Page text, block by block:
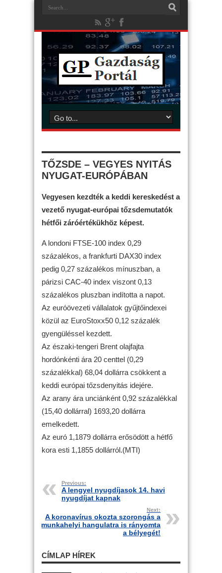
TŐZSDE – VEGYES NYITÁS
NYUGAT-EURÓPÁBAN
Vegyesen kezdték a keddi kereskedést a
vezető nyugat-európai tőzsdemutatók
hétfői záróértékükhöz képest.
A londoni FTSE-100 index 0,29
százalékos, a frankfurti DAX30 index
pedig 0,27 százalékos mínuszban, a
párizsi CAC-40 index viszont 0,13
százalékos pluszban indította a napot.
Az euróövezeti vállalatok gyűjtőindexei
közül az EuroStoxx50 0,12 százalék
gyengüléssel kezdett.
Az északi-tengeri Brent olajfajta
hordónkénti ára 20 centtel (0,29
százalékkal) 68,04 dollárra csökkent a
keddi európai tőzsdenyitás idejére.
Az arany ára unciánként 0,92 százalékkal
(15,40 dollárral) 1693,20 dollárra
emelkedett.
Az euró 1,1879 dollárra erősödött a hétfő
kora esti 1,1855 dollárról.(MTI)
Previous:
A lengyel nyugdíjasok 14. havi
nyugdíjat kapnak
Next:
A koronavírus okozta szorongás a
munkahelyi hangulatra is rányomta
a bélyegét!
CÍMLAP HÍREK